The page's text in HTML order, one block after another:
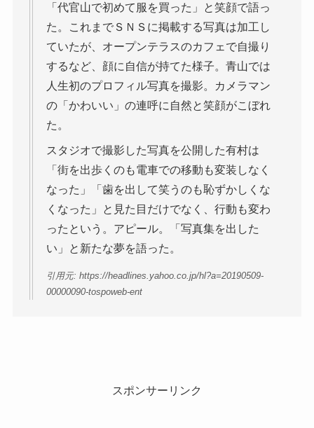
「代官山で初めて服を買った」と笑顔で語っ
た。これまでＳＮＳに掲載する写真は加工し
ていたが、オープンテラスのカフェで自撮り
するなど、顔に自信が持てた様子。青山では
人生初のプロフィル写真を撮影。カメラマン
の「かわいい」の連呼に自然と笑顔がこぼれ
た。
スタジオで撮影した写真を公開した有村は
「街を出歩くのも電車での移動も変装しなく
なった」「歯を出して笑うのも恥ずかしくな
くなった」と見た目だけでなく、行動も変わ
ったという。アピール。「写真集を出した
い」と新たな夢を語った。
引用元: https://headlines.yahoo.co.jp/hl?a=20190509-
00000090-tospoweb-ent
スポンサーリンク